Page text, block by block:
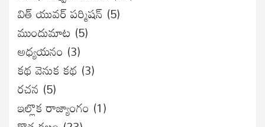
విత్ యువర్ పర్మిషన్ (5)
ముందుమాట (5)
అధ్యయనం (3)
కథ వెనుక కథ (3)
రచన (5)
ఇల్లొక రాజ్యాంగం (1)